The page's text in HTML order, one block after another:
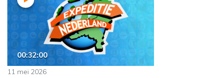
00:32:00
11 mei 2026